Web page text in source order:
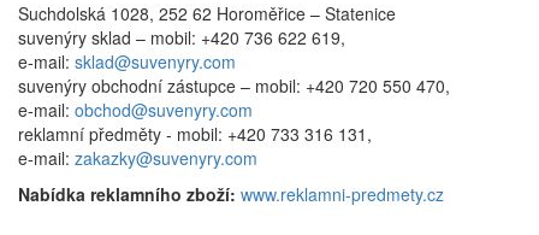
Suchdolská 1028, 252 62 Horoměřice – Statenice
suvenýry sklad – mobil: +420 736 622 619,
e-mail: sklad@suvenyry.com
suvenýry obchodní zástupce – mobil: +420 720 550 470,
e-mail: obchod@suvenyry.com
reklamní předměty - mobil: +420 733 316 131,
e-mail: zakazky@suvenyry.com
Nabídka reklamního zboží: www.reklamni-predmety.cz